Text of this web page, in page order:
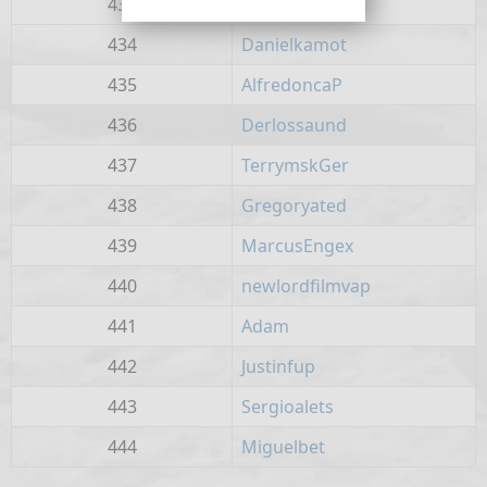
434
Danielkamot
435
AlfredoncaP
436
Derlossaund
437
TerrymskGer
438
Gregoryated
439
MarcusEngex
440
newlordfilmvap
441
Adam
442
Justinfup
443
Sergioalets
444
Miguelbet